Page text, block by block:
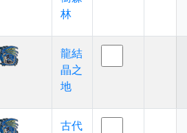
林
龍結
晶之
地
古代